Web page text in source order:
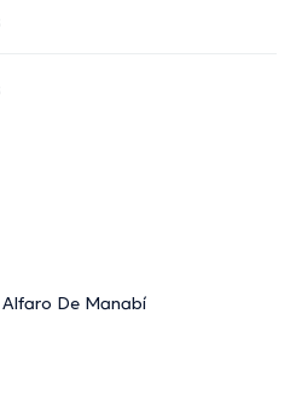
De Manabí